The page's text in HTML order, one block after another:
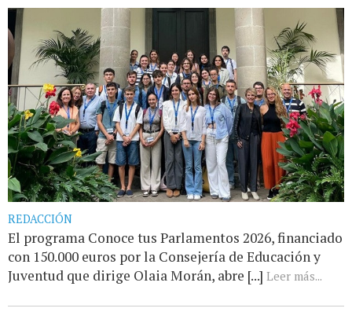
REDACCIÓN
El programa Conoce tus Parlamentos 2026, financiado
con 150.000 euros por la Consejería de Educación y
Juventud que dirige Olaia Morán, abre [...] Leer más...